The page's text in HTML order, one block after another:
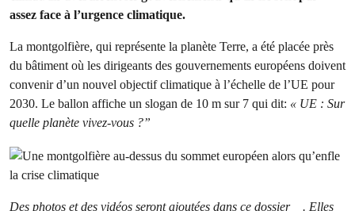
assez face à l’urgence climatique.
La montgolfière, qui représente la planète Terre, a été placée près
du bâtiment où les dirigeants des gouvernements européens doivent
convenir d’un nouvel objectif climatique à l’échelle de l’UE pour
2030. Le ballon affiche un slogan de 10 m sur 7 qui dit: « UE : Sur
quelle planète vivez-vous ?”
Des photos et des vidéos seront ajoutées dans ce dossier
. Elles